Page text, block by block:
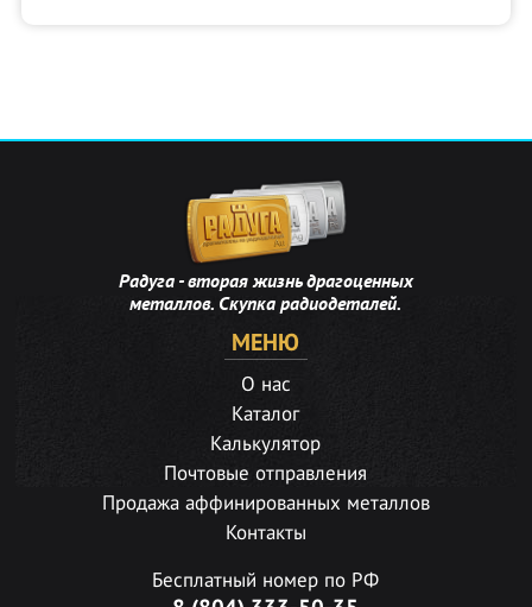
Радуга - вторая жизнь драгоценных
металлов. Скупка радиодеталей.
МЕНЮ
О нас
Каталог
Калькулятор
Почтовые отправления
Продажа аффинированных металлов
Контакты
Бесплатный номер по РФ